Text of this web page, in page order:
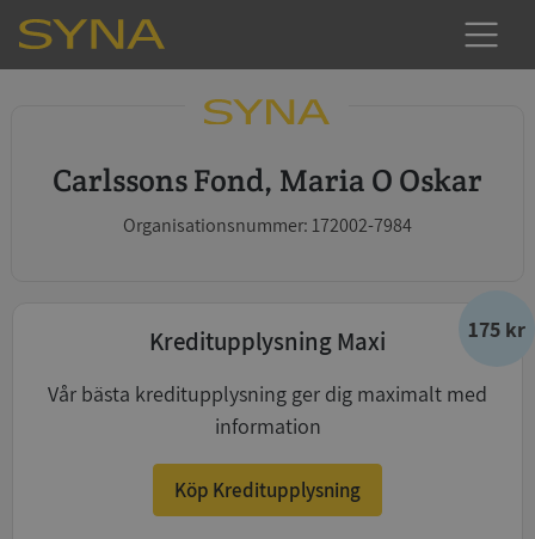
Carlssons Fond, Maria O Oskar
Organisationsnummer: 172002-7984
175 kr
Kreditupplysning Maxi
Vår bästa kreditupplysning ger dig maximalt med
information
Köp Kreditupplysning